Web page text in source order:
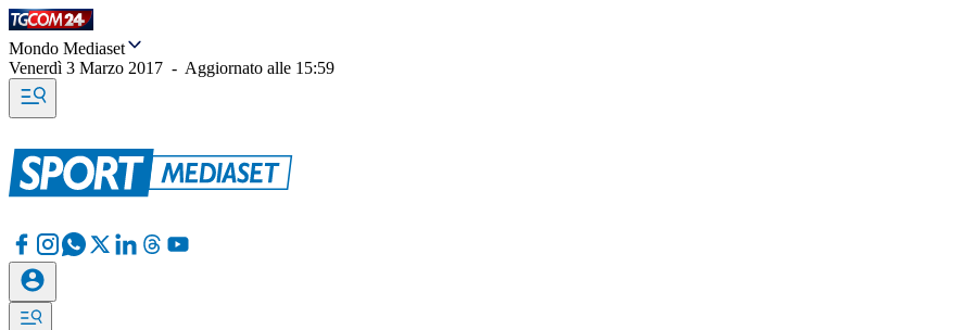
Mondo Mediaset
Venerdì 3 Marzo 2017 - Aggiornato alle 15:59